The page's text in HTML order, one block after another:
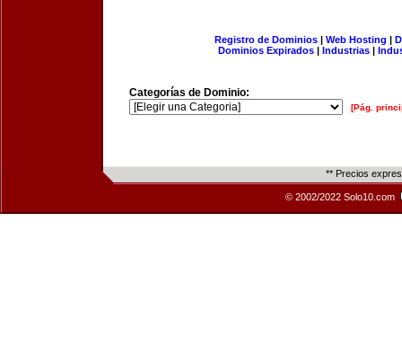
Registro de Dominios| Web Hosting |
Dominios Expirados | Industrias |
Categorías de Dominio:
[Pág.
** Precios
© 2002/2022 Solo10.com